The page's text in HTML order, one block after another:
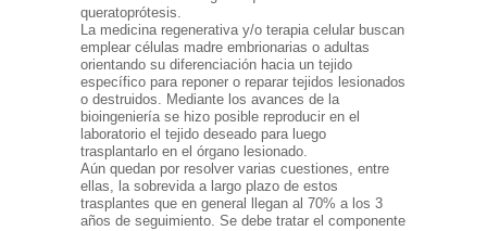
queratoprótesis.
La medicina regenerativa y/o terapia celular buscan
emplear células madre embrionarias o adultas
orientando su diferenciación hacia un tejido
específico para reponer o reparar tejidos lesionados
o destruidos. Mediante los avances de la
bioingeniería se hizo posible reproducir en el
laboratorio el tejido deseado para luego
trasplantarlo en el órgano lesionado.
Aún quedan por resolver varias cuestiones, entre
ellas, la sobrevida a largo plazo de estos
trasplantes que en general llegan al 70% a los 3
años de seguimiento. Se debe tratar el componente